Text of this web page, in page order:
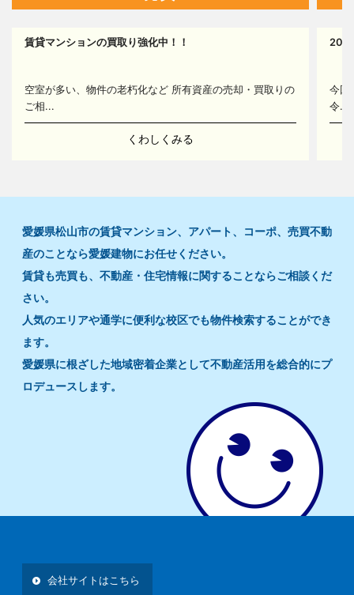
賃貸マンションの買取り強化中！！
空室が多い、物件の老朽化など 所有資産の売却・買取りの
ご相...
くわしくみる
今回
令...
愛媛県松山市の賃貸マンション、アパート、コーポ、売買不動
産のことなら愛媛建物にお任せください。
賃貸も売買も、不動産・住宅情報に関することならご相談くだ
さい。
人気のエリアや通学に便利な校区でも物件検索することができ
ます。
愛媛県に根ざした地域密着企業として不動産活用を総合的にプ
ロデュースします。
会社サイトはこちら